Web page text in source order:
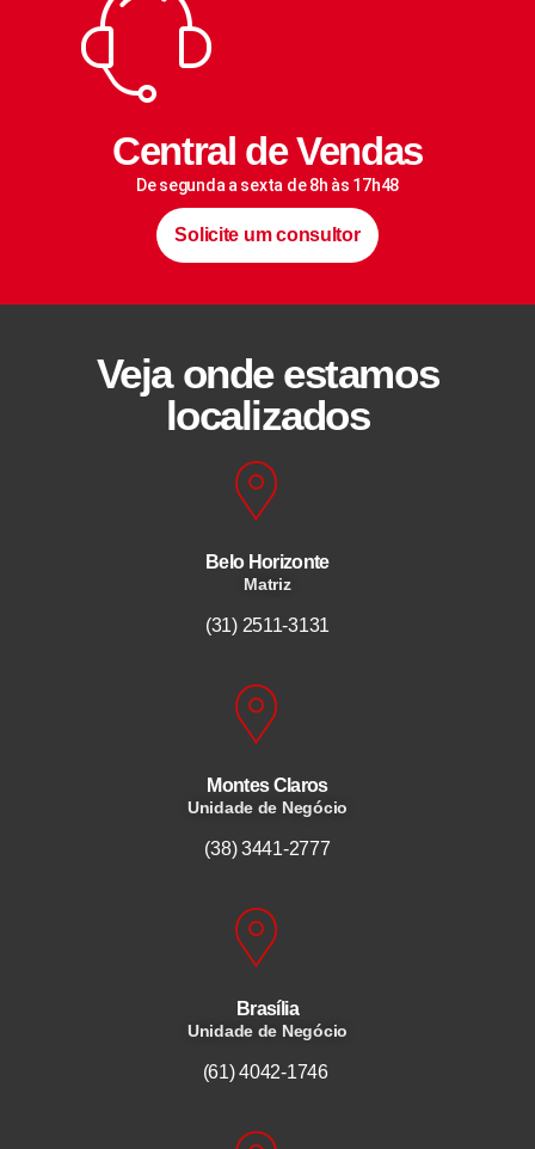
Central de Vendas
De segunda a sexta de 8h às 17h48
Solicite um consultor
Veja onde estamos
localizados
Belo Horizonte
Matriz
(31) 2511-3131
Montes Claros
Unidade de Negócio
(38) 3441-2777
Brasília
Unidade de Negócio
(61) 4042-1746